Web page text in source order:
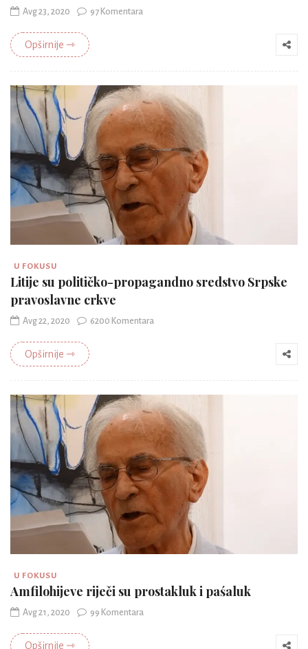
Avg 23, 2020 97 Komentara
Opširnije ⇾
U FOKUSU
Litije su političko-propagandno sredstvo Srpske
pravoslavne crkve
Avg 22, 2020 6200 Komentara
Opširnije ⇾
U FOKUSU
Amfilohijeve riječi su prostakluk i paśaluk
Avg 21, 2020 99 Komentara
Opširnije ⇾